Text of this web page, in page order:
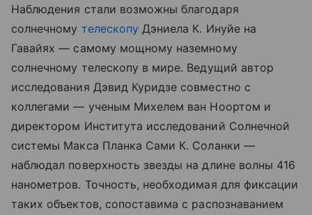
Наблюдения стали возможны благодаря
солнечному телескопу Дэниела К. Инуйе на
Гавайях — самому мощному наземному
солнечному телескопу в мире. Ведущий автор
исследования Дэвид Куридзе совместно с
коллегами — ученым Михелем ван Ноортом и
директором Института исследований Солнечной
системы Макса Планка Сами К. Соланки —
наблюдал поверхность звезды на длине волны 416
нанометров. Точность, необходимая для фиксации
таких объектов, сопоставима с распознаванием